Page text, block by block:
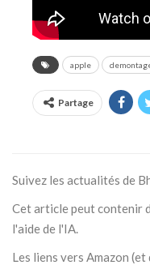
apple
Partage
Suivez les actualités de
Cet article peut contenir
l'aide de l'IA.
Les liens vers Amazon